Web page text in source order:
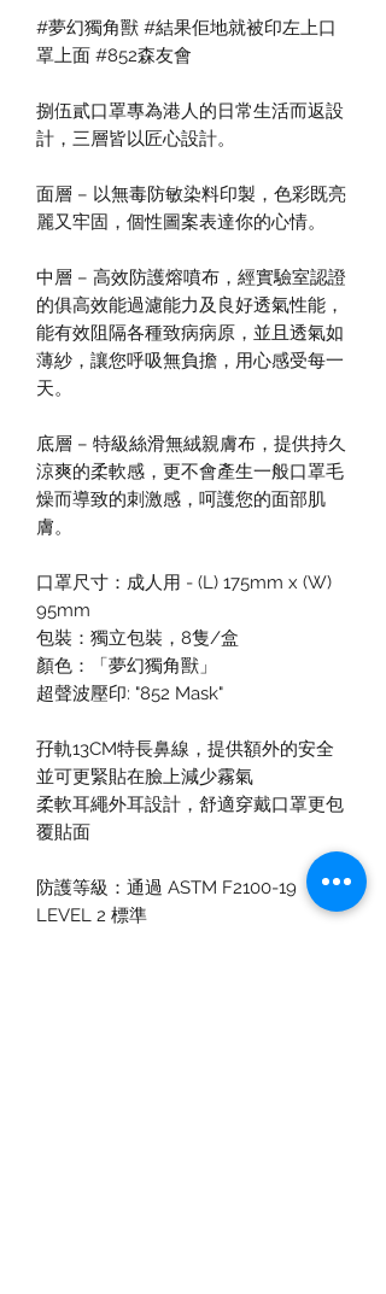
#夢幻獨角獸 #結果佢地就被印左上口
罩上面 #852森友會
捌伍貳口罩專為港人的日常生活而返設
計，三層皆以匠心設計。
面層 – 以無毒防敏染料印製，色彩既亮
麗又牢固，個性圖案表達你的心情。
中層 – 高效防護熔噴布，經實驗室認證
的俱高效能過濾能力及良好透氣性能，
能有效阻隔各種致病病原，並且透氣如
薄紗，讓您呼吸無負擔，用心感受每一
天。
底層 – 特級絲滑無絨親膚布，提供持久
涼爽的柔軟感，更不會產生一般口罩毛
燥而導致的刺激感，呵護您的面部肌
膚。
⼝罩尺⼨：成⼈⽤ - (L) 175mm x (W)
95mm
包裝：獨立包裝，8隻/盒
顏色：「夢幻獨角獸」
超聲波壓印: "852 Mask"
孖軌13CM特長鼻線，提供額外的安全
並可更緊貼在臉上減少霧氣
柔軟耳繩外耳設計，舒適穿戴口罩更包
覆貼面
防護等級：通過 ASTM F2100-19
LEVEL 2 標準